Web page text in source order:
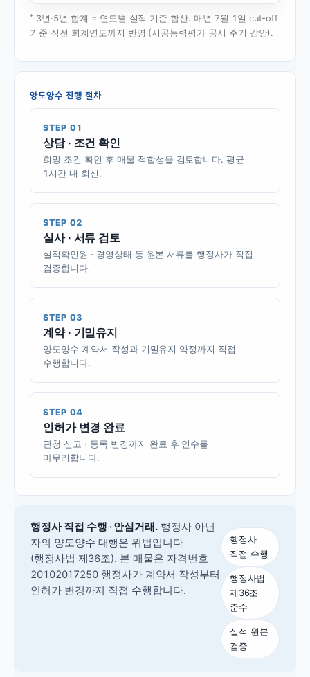
* 3년·5년 합계 = 연도별 실적 기준 합산. 매년 7월 1일 cut-off
기준 직전 회계연도까지 반영 (시공능력평가 공시 주기 감안).
양도양수 진행 절차
STEP 01
상담 · 조건 확인
희망 조건 확인 후 매물 적합성을 검토합니다. 평균
1시간 내 회신.
STEP 02
실사 · 서류 검토
실적확인원 · 경영상태 등 원본 서류를 행정사가 직접
검증합니다.
STEP 03
계약 · 기밀유지
양도양수 계약서 작성과 기밀유지 약정까지 직접
수행합니다.
STEP 04
인허가 변경 완료
관청 신고 · 등록 변경까지 완료 후 인수를
마무리합니다.
행정사 직접 수행 · 안심거래. 행정사 아닌
자의 양도양수 대행은 위법입니다
(행정사법 제36조). 본 매물은 자격번호
20102017250 행정사가 계약서 작성부터
인허가 변경까지 직접 수행합니다.
행정사
직접 수행
행정사법
제36조
준수
실적 원본
검증